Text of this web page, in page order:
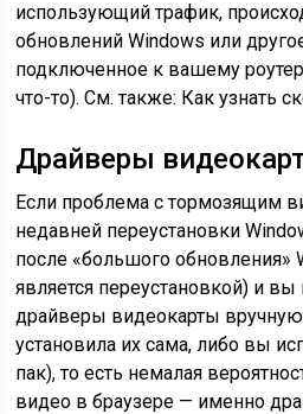
использующий трафик,
обновлений Windows или
подключенное к вашему
что-то). См. также: Как узнать
Драйверы
Если проблема с тормозящим
недавней переустановки
после «большого обновления»
является переустановкой) и вы
драйверы видеокарты вручную
установила их сама, либо вы
пак), то есть немалая
видео в браузере — именно